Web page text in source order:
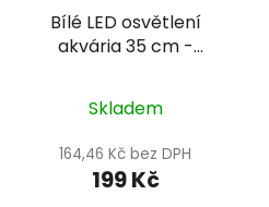
Bílé LED osvětlení
akvária 35 cm -
Skladem
164,46 Kč bez DPH
199 Kč